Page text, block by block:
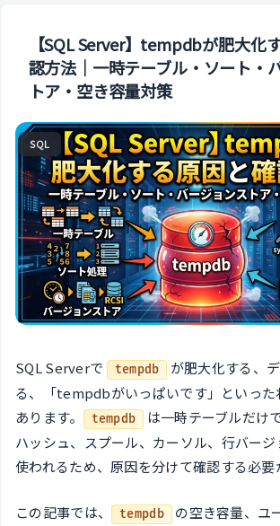
【SQL Server】tempdbが肥大化
認方法｜一時テーブル・ソート・
トア・空き容量対策
SQL
SQL Serverで tempdb
が肥大化する、
る、「tempdbがいっぱいです」といった
あります。
tempdb
は一時テーブルだけ
ハッシュ、スプール、カーソル、行バー
使われるため、原因を分けて確認する必要
この記事では、 tempdb の空き容量、ユ